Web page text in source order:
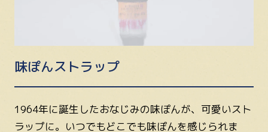
味ぽんストラップ
1964年に誕生したおなじみの味ぽんが、可愛いスト
ラップに。いつでもどこでも味ぽんを感じられま